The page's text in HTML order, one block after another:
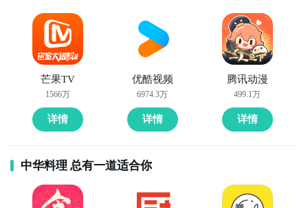
芒果TV
1566万
详情
优酷视频
6974.3万
详情
腾讯动漫
499.1万
详情
中华料理 总有一道适合你